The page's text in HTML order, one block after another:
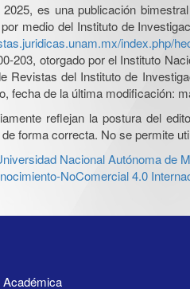
es una publicación
medio del Instituto de
index.php/
203, otorgado por el Instituto
Revistas del Instituto de
fecha de la última modificación:
reflejan la postura del
forma correcta. No se permite
Nacional Autónoma de
NoComercial 4.0